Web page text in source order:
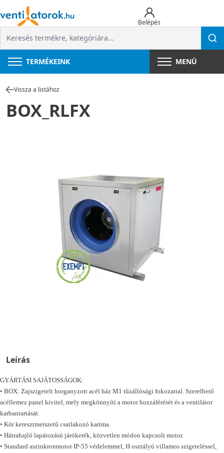
Belépés
TERMÉKEINK MENÜ
Vissza a listához
BOX_RLFX
Leírás
GYÁRTÁSI SAJÁTOSSÁGOK:
• BOX: Zajszigetelt horganyzott acél ház M1 tűzállósági fokozattal. Szerelhető
acéllemez panel kivitel, mely megkönnyíti a motor hozzáférését és a ventilátor
karbantartását.
• Kör keresztmetszetű csatlakozó karima.
• Hátrahajló lapátozású járókerék, közvetlen módon kapcsolt motor.
• Standard aszinkronmotor IP-55 védelemmel, H osztályú villamos szigeteléssel,